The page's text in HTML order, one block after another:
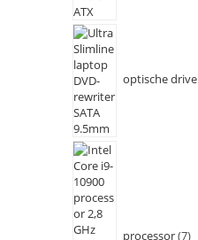
optische drive
processor 7